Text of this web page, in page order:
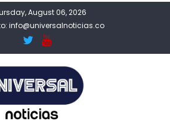
August 06, 2026
info@universalnoticias.co